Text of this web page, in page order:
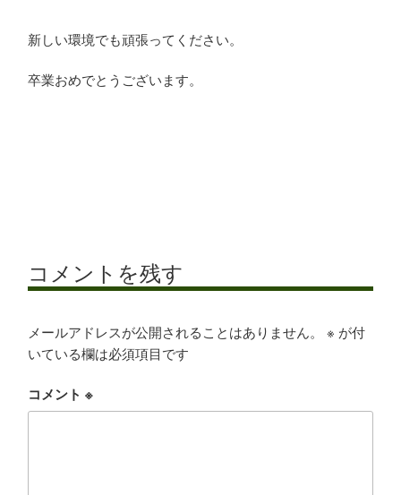
新しい環境でも頑張ってください。
卒業おめでとうございます。
コメントを残す
メールアドレスが公開されることはありません。 ※ が付
いている欄は必須項目です
コメント※